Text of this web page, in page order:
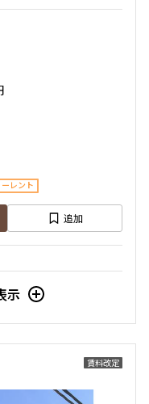
ーレント
追加
示
賃料改定